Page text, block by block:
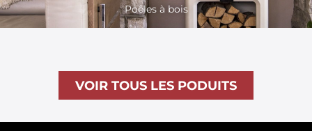
Poêles à bois
VOIR TOUS LES PODUITS